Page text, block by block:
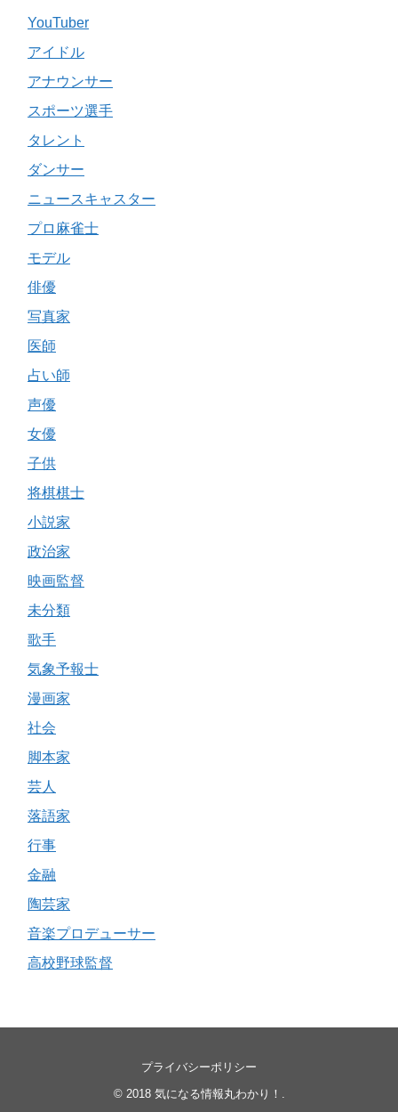
YouTuber
アイドル
アナウンサー
スポーツ選手
タレント
ダンサー
ニュースキャスター
プロ麻雀士
モデル
俳優
写真家
医師
占い師
声優
女優
子供
将棋棋士
小説家
政治家
映画監督
未分類
歌手
気象予報士
漫画家
社会
脚本家
芸人
落語家
行事
金融
陶芸家
音楽プロデューサー
高校野球監督
プライバシーポリシー
© 2018 気になる情報丸わかり！ .